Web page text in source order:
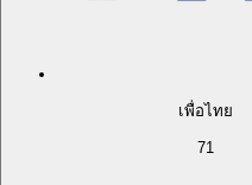
เพื่อไทย
71